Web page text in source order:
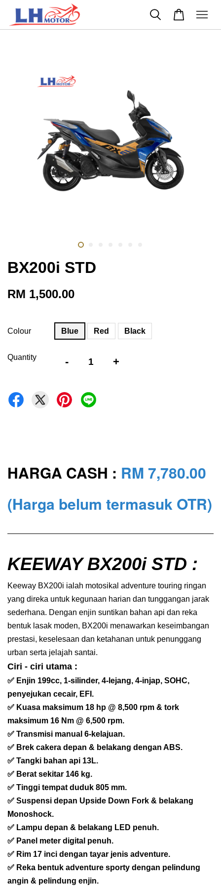
BX200i STD
RM 1,500.00
Colour Blue Red Black
Quantity - +
HARGA CASH : RM 7,780.00
(Harga belum termasuk OTR)
KEEWAY BX200i STD :
Keeway BX200i ialah motosikal adventure touring ringan
yang direka untuk kegunaan harian dan tunggangan jarak
sederhana. Dengan enjin suntikan bahan api dan reka
bentuk lasak moden, BX200i menawarkan keseimbangan
prestasi, keselesaan dan ketahanan untuk penunggang
urban serta jelajah santai.
Ciri - ciri utama :
✅ Enjin 199cc, 1-silinder, 4-lejang, 4-injap, SOHC,
penyejukan cecair, EFI.
✅ Kuasa maksimum 18 hp @ 8,500 rpm & tork
maksimum 16 Nm @ 6,500 rpm.
✅ Transmisi manual 6-kelajuan.
✅ Brek cakera depan & belakang dengan ABS.
✅ Tangki bahan api 13L.
✅ Berat sekitar 146 kg.
✅ Tinggi tempat duduk 805 mm.
✅ Suspensi depan Upside Down Fork & belakang
Monoshock.
✅ Lampu depan & belakang LED penuh.
✅ Panel meter digital penuh.
✅ Rim 17 inci dengan tayar jenis adventure.
✅ Reka bentuk adventure sporty dengan pelindung
angin & pelindung enjin.